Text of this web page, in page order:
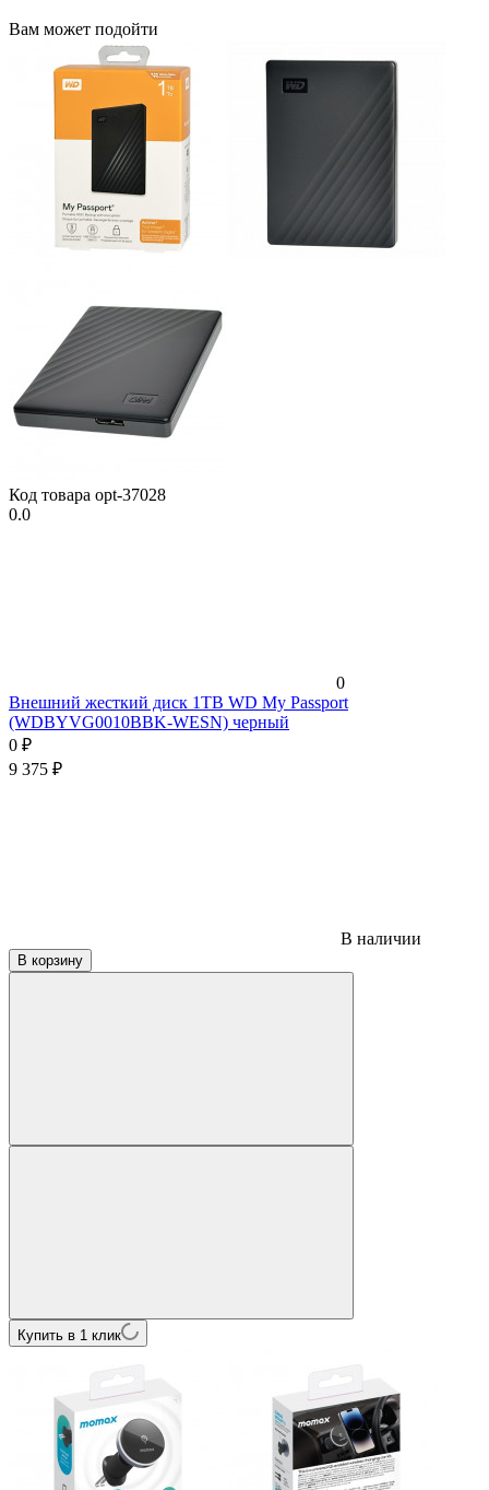
Вам может подойти
Код товара opt-37028
0.0
0
Внешний жесткий диск 1TB WD My Passport
(WDBYVG0010BBK-WESN) черный
0 ₽
9 375 ₽
В наличии
В корзину
Купить в 1 клик